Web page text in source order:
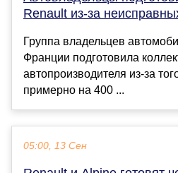
Renault из-за
Группа владельцев
Франции подготовила
автопроизводителя из-за
примерно на 400 ...
05:00, 13 Сен